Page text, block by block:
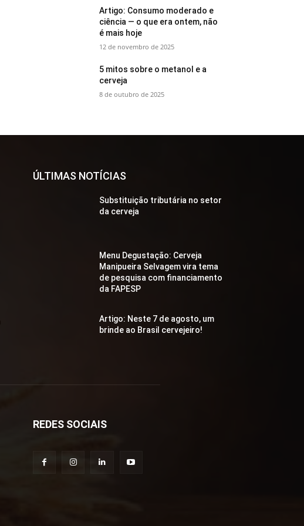
Artigo: Consumo moderado e
ciência — o que era ontem, não
é mais hoje
12 de novembro de 2025
5 mitos sobre o metanol e a
cerveja
8 de outubro de 2025
ÚLTIMAS NOTÍCIAS
Substituição tributária no setor
da cerveja
Menu Degustação: Cerveja
Manipueira Selvagem vira tema
de pesquisa com financiamento
da FAPESP
Artigo: Neste 7 de agosto, um
brinde ao Brasil cervejeiro!
REDES SOCIAIS